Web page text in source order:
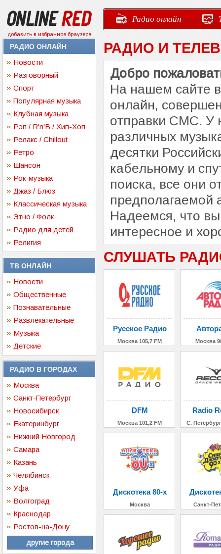
добавить в избранное браузера
Радио онлайн
РАДИО ОНЛАЙН
Новости
Разговорный
Спорт
Популярная музыка
Клубная музыка
Рэп / R'n'B / Хип-Хоп
Релакс / Chillout
Ретро
Шансон
Рок-музыка
Джаз / Блюз
Классическая музыка
Этно / Фолк
Радио для детей
Религия
ТВ ОНЛАЙН
Новости
Общественные
Познавательные
Развлекательные
Музыка
Детские
РАДИО В ГОРОДАХ
Москва
Санкт-Петербург
Новосибирск
Екатеринбург
Нижний Новгород
Самара
Казань
Челябинск
Уфа
Волгоград
Краснодар
Ростов-на-Дону
другие города
РАДИО И
Добро
На нашем сайте
онлайн,
отправки СМС. У
различных
десятки
кабельному и
поиска, все они
предполагаемой
Надеемся, что
интересное и
СЛУШАТЬ
Русское Радио
Москва 105,7 FM Москва
DFM
Москва 101,2 FM
Radio
С.
Дискотека 80-х
Москва Санкт-